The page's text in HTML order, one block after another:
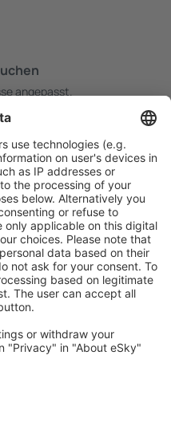
angepasst.
kostenlosen
für eingeloggte
Unterkünften: Hotels,
eSky-Nutzern